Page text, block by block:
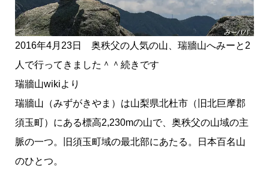
2016年4月23日 奥秩父の人気の山、瑞牆山へみーと2
人で行ってきました＾＾続きです
瑞牆山wikiより
瑞牆山（みずがきやま）は山梨県北杜市（旧北巨摩郡
須玉町）にある標高2,230mの山で、奥秩父の山域の主
脈の一つ。旧須玉町域の最北部にあたる。日本百名山
のひとつ。